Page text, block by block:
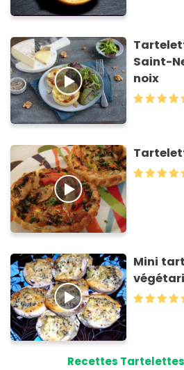
Saint-
noix
Mini
Recettes